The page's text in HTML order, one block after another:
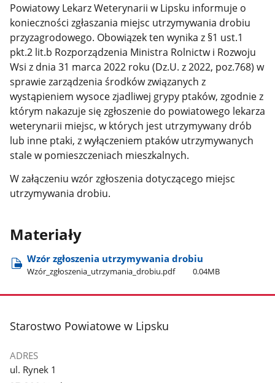
Powiatowy Lekarz Weterynarii w Lipsku informuje o
konieczności zgłaszania miejsc utrzymywania drobiu
przyzagrodowego. Obowiązek ten wynika z §1 ust.1
pkt.2 lit.b Rozporządzenia Ministra Rolnictw i Rozwoju
Wsi z dnia 31 marca 2022 roku (Dz.U. z 2022, poz.768) w
sprawie zarządzenia środków związanych z
wystąpieniem wysoce zjadliwej grypy ptaków, zgodnie z
którym nakazuje się zgłoszenie do powiatowego lekarza
weterynarii miejsc, w których jest utrzymywany drób
lub inne ptaki, z wyłączeniem ptaków utrzymywanych
stale w pomieszczeniach mieszkalnych.
W załączeniu wzór zgłoszenia dotyczącego miejsc
utrzymywania drobiu.
Materiały
Wzór zgłoszenia utrzymywania drobiu
Wzór​_zgłoszenia​_utrzymania​_drobiu.pdf 0.04MB
stopka
Starostwo Powiatowe w Lipsku
ADRES
ul. Rynek 1